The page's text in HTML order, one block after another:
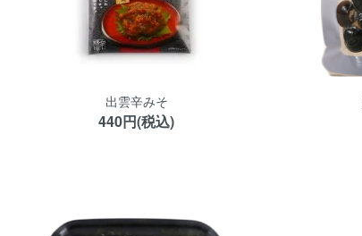
出雲辛みそ
440円(税込)